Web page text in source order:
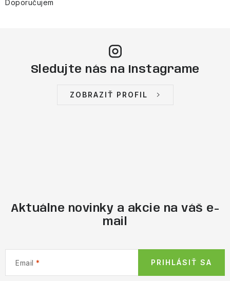
Doporučujem
Sledujte nás na Instagrame
ZOBRAZIŤ PROFIL
Aktuálne novinky a akcie na váš e-
mail
Email PRIHLÁSIŤ SA